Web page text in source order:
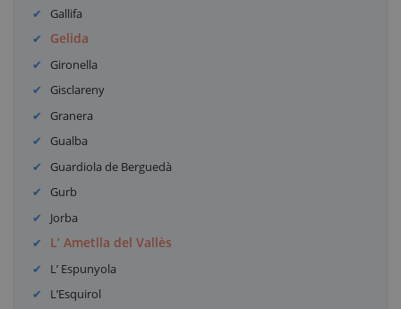
Gallifa
Gelida
Gironella
Gisclareny
Granera
Gualba
Guardiola de Berguedà
Gurb
Jorba
L’ Ametlla del Vallès
L’ Espunyola
L’Esquirol